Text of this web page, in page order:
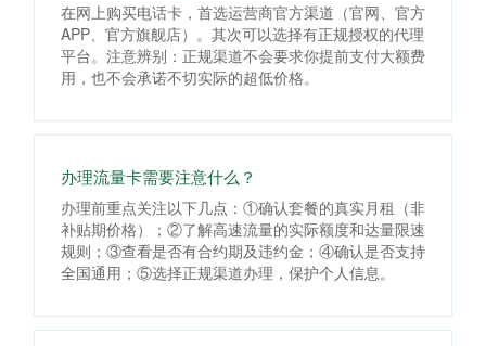
在网上购买电话卡，首选运营商官方渠道（官网、官方
APP、官方旗舰店）。其次可以选择有正规授权的代理
平台。注意辨别：正规渠道不会要求你提前支付大额费
用，也不会承诺不切实际的超低价格。
办理流量卡需要注意什么？
办理前重点关注以下几点：①确认套餐的真实月租（非
补贴期价格）；②了解高速流量的实际额度和达量限速
规则；③查看是否有合约期及违约金；④确认是否支持
全国通用；⑤选择正规渠道办理，保护个人信息。